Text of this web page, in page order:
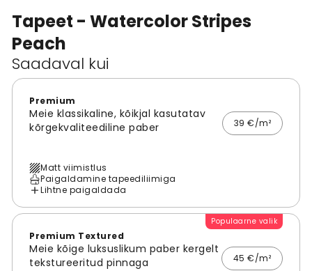
Tapeet - Watercolor Stripes
Peach
Saadaval kui
Premium
Meie klassikaline, kõikjal kasutatav
kõrgekvaliteediline paber
39 €/m²
Matt viimistlus
Paigaldamine tapeediliimiga
Lihtne paigaldada
Populaarne valik
Premium Textured
Meie kõige luksuslikum paber kergelt
tekstureeritud pinnaga
45 €/m²